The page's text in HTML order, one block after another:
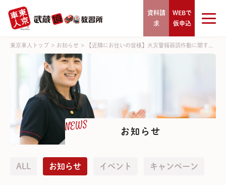
資料請
求
WEBで
仮申込
東京車人トップ > お知らせ > 【近隣にお住いの皆様】火災警報器誤作動に関す...
NEWS お知らせ
ALL お知らせ イベント キャンペーン